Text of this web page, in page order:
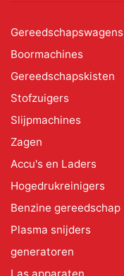
Gereedschapswagens
Boormachines
Gereedschapskisten
Stofzuigers
Slijpmachines
Zagen
Accu's en Laders
Hogedrukreinigers
Benzine gereedschap
Plasma snijders
generatoren